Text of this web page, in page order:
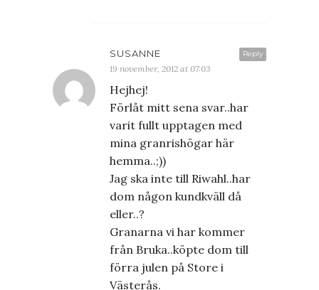
Reply
SUSANNE
19 november, 2012 at 07:03
Hejhej!
Förlåt mitt sena svar..har
varit fullt upptagen med
mina granrishögar här
hemma..;))
Jag ska inte till Riwahl..har
dom någon kundkväll då
eller..?
Granarna vi har kommer
från Bruka..köpte dom till
förra julen på Store i
Västerås.